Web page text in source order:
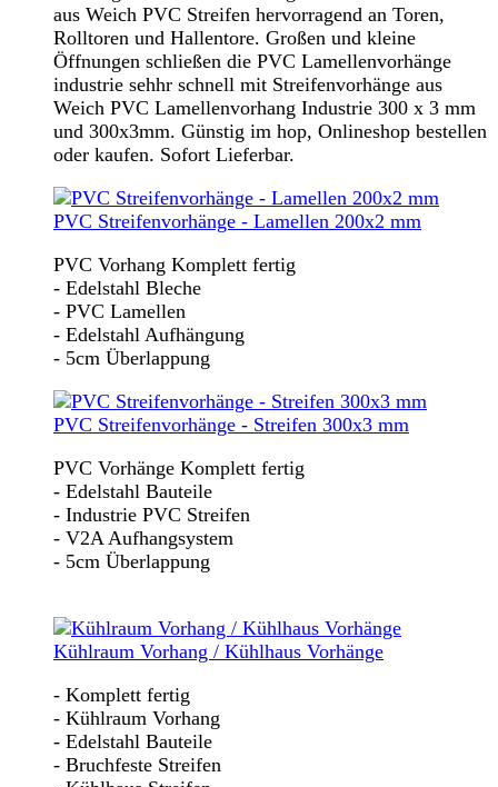
aus Weich PVC Streifen hervorragend an Toren,
Rolltoren und Hallentore. Großen und kleine
Öffnungen schließen die PVC Lamellenvorhänge
industrie sehhr schnell mit Streifenvorhänge aus
Weich PVC Lamellenvorhang Industrie 300 x 3 mm
und 300x3mm. Günstig im hop, Onlineshop bestellen
oder kaufen. Sofort Lieferbar.
PVC Streifenvorhänge - Lamellen 200x2 mm
PVC Vorhang Komplett fertig
- Edelstahl Bleche
- PVC Lamellen
- Edelstahl Aufhängung
- 5cm Überlappung
PVC Streifenvorhänge - Streifen 300x3 mm
PVC Vorhänge Komplett fertig
- Edelstahl Bauteile
- Industrie PVC Streifen
- V2A Aufhangsystem
- 5cm Überlappung
Kühlraum Vorhang / Kühlhaus Vorhänge
- Komplett fertig
- Kühlraum Vorhang
- Edelstahl Bauteile
- Bruchfeste Streifen